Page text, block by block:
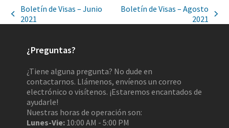
Boletín de Visas – Junio
2021
Boletín de Visas – Agosto
2021
¿Preguntas?
¿Tiene alguna pregunta? No dude en
contactarnos. Llámenos, envíenos un correo
electrónico o visítenos. ¡Estaremos encantados de
ayudarle!
Nuestras horas de operación son:
Lunes-Vie: 10:00 AM - 5:00 PM